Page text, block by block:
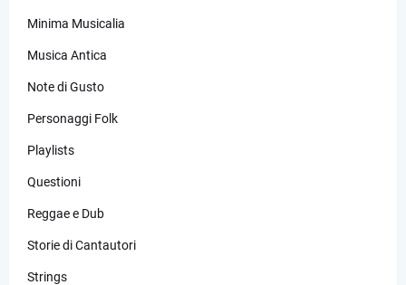
Minima Musicalia
Musica Antica
Note di Gusto
Personaggi Folk
Playlists
Questioni
Reggae e Dub
Storie di Cantautori
Strings